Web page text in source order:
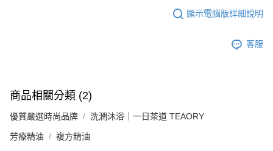
顯示電腦版詳細說明
客服
商品相關分類 (2)
優質嚴選時尚品牌 洗潤沐浴｜一日茶道 TEAORY
芳療精油 複方精油